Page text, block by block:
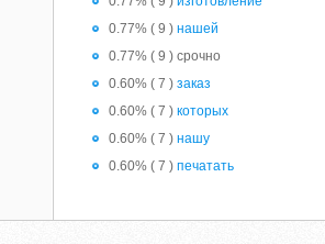
0.77% ( 9 ) нашей
0.77% ( 9 ) срочно
0.60% ( 7 ) заказ
0.60% ( 7 ) которых
0.60% ( 7 ) нашу
0.60% ( 7 ) печатать